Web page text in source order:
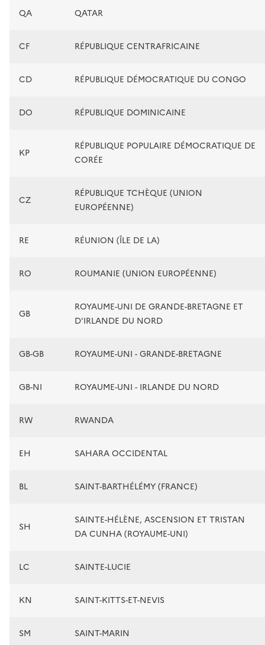
QA QATAR
CF RÉPUBLIQUE CENTRAFRICAINE
CD RÉPUBLIQUE DÉMOCRATIQUE DU CONGO
DO RÉPUBLIQUE DOMINICAINE
KP
RÉPUBLIQUE POPULAIRE DÉMOCRATIQUE DE
CORÉE
CZ
RÉPUBLIQUE TCHÈQUE (UNION
EUROPÉENNE)
RE RÉUNION (ÎLE DE LA)
RO ROUMANIE (UNION EUROPÉENNE)
GB
ROYAUME-UNI DE GRANDE-BRETAGNE ET
D'IRLANDE DU NORD
GB-GB ROYAUME-UNI - GRANDE-BRETAGNE
GB-NI ROYAUME-UNI - IRLANDE DU NORD
RW RWANDA
EH SAHARA OCCIDENTAL
BL SAINT-BARTHÉLÉMY (FRANCE)
SH
SAINTE-HÉLÈNE, ASCENSION ET TRISTAN
DA CUNHA (ROYAUME-UNI)
LC SAINTE-LUCIE
KN SAINT-KITTS-ET-NEVIS
SM SAINT-MARIN